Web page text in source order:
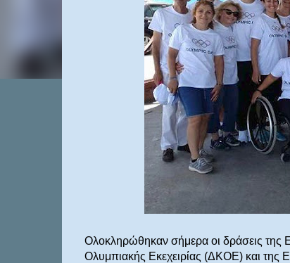
Ολοκληρώθηκαν σήμερα οι δράσεις της
Ολυμπιακής Εκεχειρίας (ΔΚΟΕ) και της